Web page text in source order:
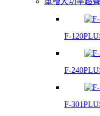
F-
F-
F-